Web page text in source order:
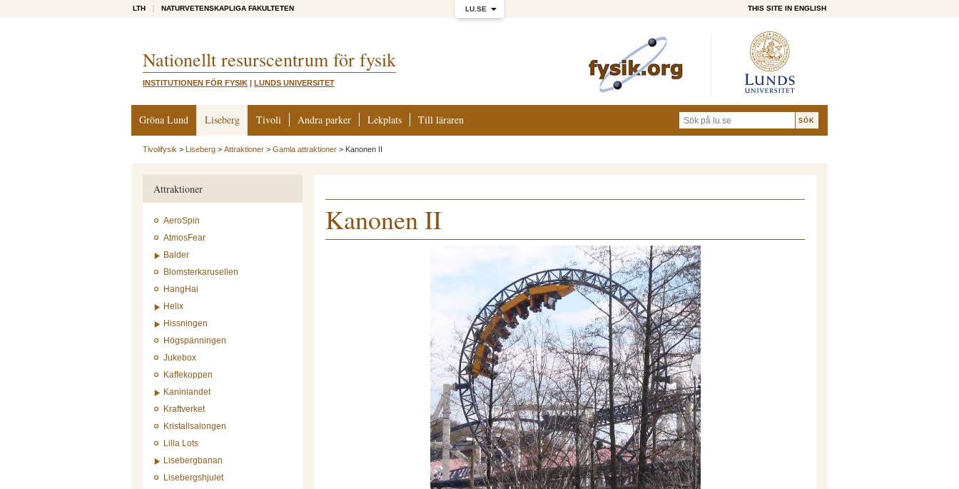
LU.SE
LTH NATURVETENSKAPLIGA FAKULTETEN THIS SITE IN ENGLISH
Nationellt resurscentrum för fysik
INSTITUTIONEN FÖR FYSIK | LUNDS UNIVERSITET
Gröna Lund Liseberg Tivoli Andra parker Lekplats Till läraren
Tivolifysik > Liseberg > Attraktioner > Gamla attraktioner > Kanonen II
Attraktioner
AeroSpin
AtmosFear
Balder
Blomsterkarusellen
HangHai
Helix
Hissningen
Högspänningen
Jukebox
Kaffekoppen
Kaninlandet
Kraftverket
Kristallsalongen
Lilla Lots
Lisebergbanan
Lisebergshjulet
Kanonen II